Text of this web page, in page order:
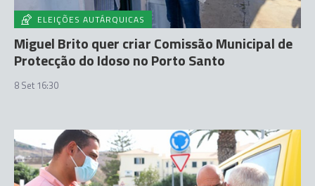
ELEIÇÕES AUTÁRQUICAS
Miguel Brito quer criar Comissão Municipal de
Protecção do Idoso no Porto Santo
8 Set 16:30